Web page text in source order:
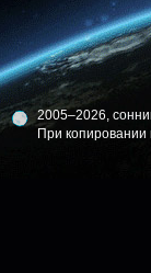
2005–2026,
При копировании